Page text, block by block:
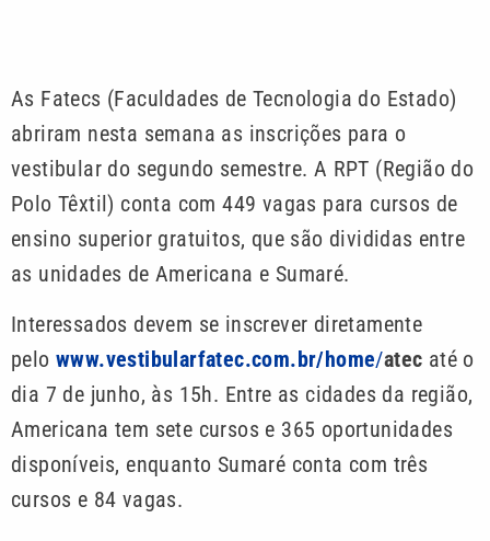
As Fatecs (Faculdades de Tecnologia do Estado)
abriram nesta semana as inscrições para o
vestibular do segundo semestre. A RPT (Região do
Polo Têxtil) conta com 449 vagas para cursos de
ensino superior gratuitos, que são divididas entre
as unidades de Americana e Sumaré.
Interessados devem se inscrever diretamente
pelo www.vestibularfatec.com.br/home/atec até o
dia 7 de junho, às 15h. Entre as cidades da região,
Americana tem sete cursos e 365 oportunidades
disponíveis, enquanto Sumaré conta com três
cursos e 84 vagas.